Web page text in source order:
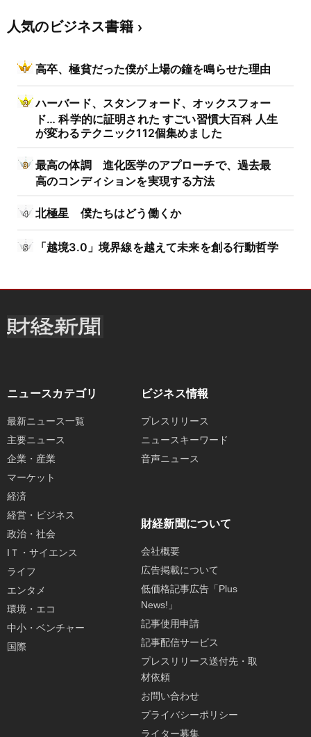
人気のビジネス書籍
高卒、極貧だった僕が上場の鐘を鳴らせた理由
ハーバード、スタンフォード、オックスフォー
ド… 科学的に証明された すごい習慣大百科 人生
が変わるテクニック112個集めました
最高の体調 進化医学のアプローチで、過去最
高のコンディションを実現する方法
北極星 僕たちはどう働くか
「越境3.0」境界線を越えて未来を創る行動哲学
ニュースカテゴリ
最新ニュース一覧
主要ニュース
企業・産業
マーケット
経済
経営・ビジネス
政治・社会
IＴ・サイエンス
ライフ
エンタメ
環境・エコ
中小・ベンチャー
国際
ビジネス情報
プレスリリース
ニュースキーワード
音声ニュース
財経新聞について
会社概要
広告掲載について
低価格記事広告「Plus
News!」
記事使用申請
記事配信サービス
プレスリリース送付先・取
材依頼
お問い合わせ
プライバシーポリシー
ライター募集